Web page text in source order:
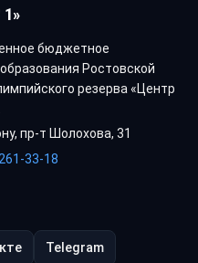
бюджетное
Ростовской
резерва «Центр
пр-т Шолохова, 31
261-33-18
Telegram